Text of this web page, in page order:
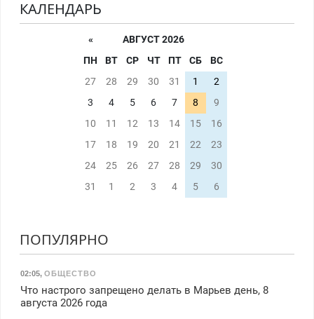
КАЛЕНДАРЬ
«
АВГУСТ 2026
ПН
ВТ СР ЧТ ПТ СБ
ВС
27
28 29 30 31 1
2
3
4 5 6 7 8
9
10
11 12 13 14 15
16
17
18 19 20 21 22
23
24
25 26 27 28 29
30
31
1 2 3 4 5 6
ПОПУЛЯРНО
02:05, ОБЩЕСТВО
Что настрого запрещено делать в Марьев день, 8
августа 2026 года